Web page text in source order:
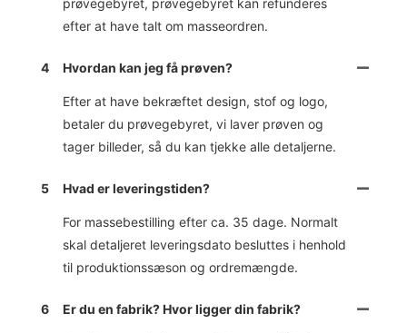
efter at have talt om masseordren.
4 Hvordan kan jeg få prøven?
Efter at have bekræftet design, stof og logo,
betaler du prøvegebyret, vi laver prøven og
tager billeder, så du kan tjekke alle detaljerne.
5 Hvad er leveringstiden?
For massebestilling efter ca. 35 dage. Normalt
skal detaljeret leveringsdato besluttes i henhold
til produktionssæson og ordremængde.
6 Er du en fabrik? Hvor ligger din fabrik?